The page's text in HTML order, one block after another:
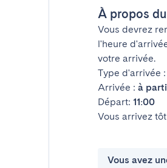
À propos
Vous devrez
l'heure
votre arrivée.
Type d'arrivée :
Arrivée : à
Départ: 11:00
Vous arrivez
Vous avez